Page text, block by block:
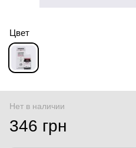
Цвет
Нет в наличии
346 грн